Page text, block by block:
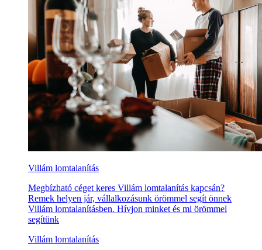
Villám lomtalanítás
Megbízható céget keres Villám lomtalanítás kapcsán?
Remek helyen jár, vállalkozásunk örömmel segít önnek
Villám lomtalanításben. Hívjon minket és mi örömmel
segítünk
Villám lomtalanítás